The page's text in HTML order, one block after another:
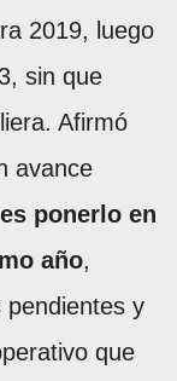
2019, luego
sin que
Afirmó
avance
ponerlo en
año,
pendientes y
que